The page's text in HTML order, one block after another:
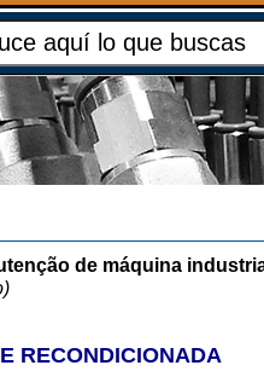
de máquina
RECONDICIONADA